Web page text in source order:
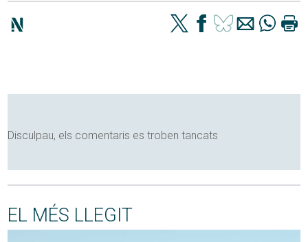
Disculpau, els comentaris es troben tancats
EL MÉS LLEGIT